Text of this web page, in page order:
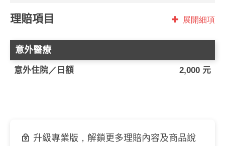
理賠項目 展開細項
意外醫療
意外住院／日額 2,000 元
升級專業版，解鎖更多理賠內容及商品說